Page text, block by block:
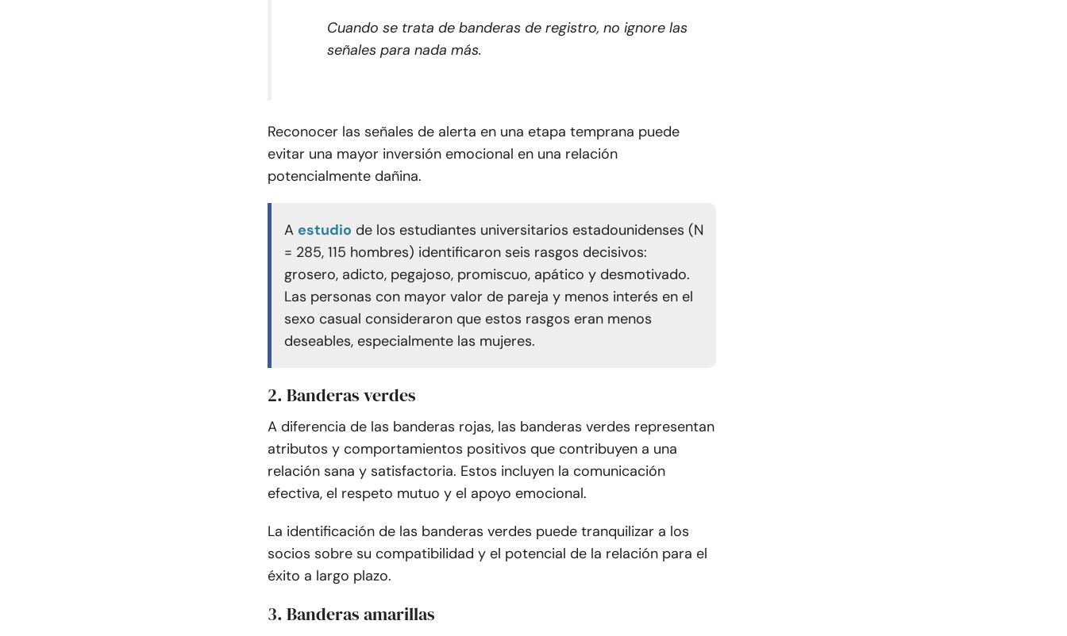
Cuando se trata de banderas de registro, no ignore las
señales para nada más.
Reconocer las señales de alerta en una etapa temprana puede
evitar una mayor inversión emocional en una relación
potencialmente dañina.
A estudio de los estudiantes universitarios estadounidenses (N
= 285, 115 hombres) identificaron seis rasgos decisivos:
grosero, adicto, pegajoso, promiscuo, apático y desmotivado.
Las personas con mayor valor de pareja y menos interés en el
sexo casual consideraron que estos rasgos eran menos
deseables, especialmente las mujeres.
2. Banderas verdes
A diferencia de las banderas rojas, las banderas verdes representan
atributos y comportamientos positivos que contribuyen a una
relación sana y satisfactoria. Estos incluyen la comunicación
efectiva, el respeto mutuo y el apoyo emocional.
La identificación de las banderas verdes puede tranquilizar a los
socios sobre su compatibilidad y el potencial de la relación para el
éxito a largo plazo.
3. Banderas amarillas